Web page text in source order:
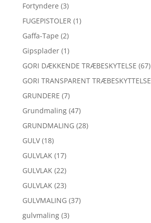
Fortyndere (3)
FUGEPISTOLER (1)
Gaffa-Tape (2)
Gipsplader (1)
GORI DÆKKENDE TRÆBESKYTELSE (67)
GORI TRANSPARENT TRÆBESKYTTELSE
GRUNDERE (7)
Grundmaling (47)
GRUNDMALING (28)
GULV (18)
GULVLAK (17)
GULVLAK (22)
GULVLAK (23)
GULVMALING (37)
gulvmaling (3)